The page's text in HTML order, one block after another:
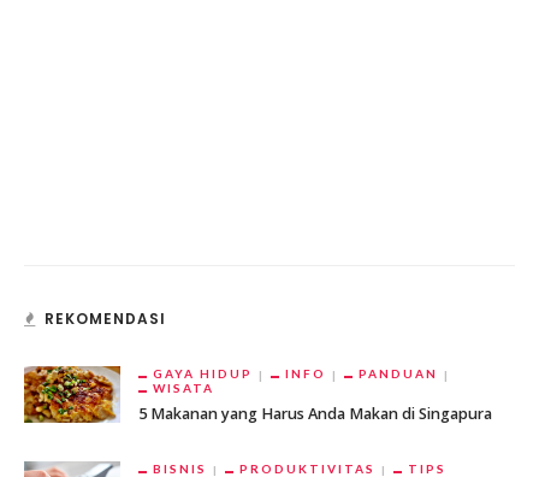
REKOMENDASI
GAYA HIDUP INFO
PANDUAN
WISATA
5 Makanan yang Harus Anda Makan di Singapura
BISNIS PRODUKTIVITAS TIPS